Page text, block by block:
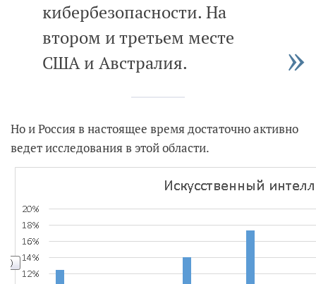
кибербезопасности. На
втором и третьем месте
США и Австралия.
Но и Россия в настоящее время достаточно активно
ведет исследования в этой области.